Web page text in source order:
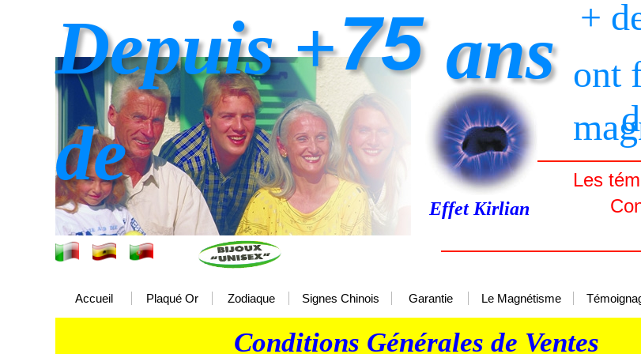
Effet Kirlian
Les
ans
Accueil Plaqué Or Zodiaque Signes Chinois Garantie Le Magnétisme
75 +
ont
Depuis +
de
Conditions Générales de Ventes